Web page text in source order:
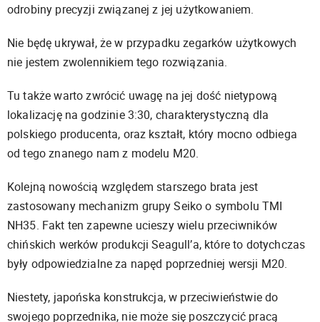
odrobiny precyzji związanej z jej użytkowaniem.
Nie będę ukrywał, że w przypadku zegarków użytkowych
nie jestem zwolennikiem tego rozwiązania.
Tu także warto zwrócić uwagę na jej dość nietypową
lokalizację na godzinie 3:30, charakterystyczną dla
polskiego producenta, oraz kształt, który mocno odbiega
od tego znanego nam z modelu M20.
Kolejną nowością względem starszego brata jest
zastosowany mechanizm grupy Seiko o symbolu TMI
NH35. Fakt ten zapewne ucieszy wielu przeciwników
chińskich werków produkcji Seagull’a, które to dotychczas
były odpowiedzialne za napęd poprzedniej wersji M20.
Niestety, japońska konstrukcja, w przeciwieństwie do
swojego poprzednika, nie może się poszczycić pracą